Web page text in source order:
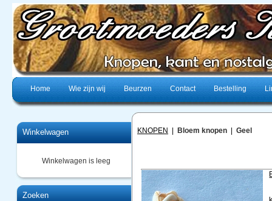
Home Wie zijn wij Beurzen Contact Bestelling
Winkelwagen
Winkelwagen is leeg
Zoeken
KNOPEN Bloem knopen Geel